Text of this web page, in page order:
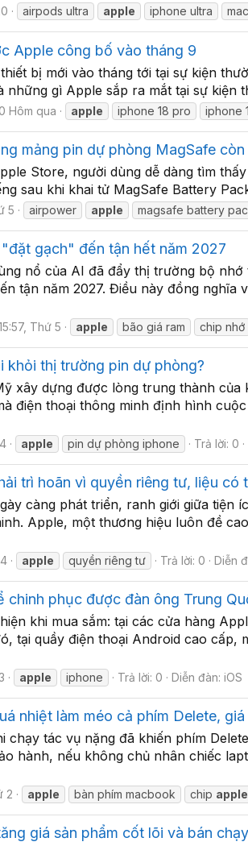
airpods ultra apple iphone ultra
Apple công bố vào tháng 9
bị mới vào tháng tới tại sự kiện
những gì Apple sắp ra mắt tại sự
Hôm qua apple iphone 18 pro iphone
mảng pin dự phòng MagSafe còn
Store, người dùng dễ dàng tìm
sau khi khai tử MagSafe Battery
5 airpower apple magsafe battery
gạch" đến tận hết năm 2027
nổ của AI đã đẩy thị trường bộ
tận năm 2027. Điều này đồng
Thứ 5 apple bão giá ram chip nhớ
khỏi thị trường pin dự phòng?
xây dựng được lòng trung thành
điện thoại thông minh định hình
apple pin dự phòng iphone Trả lời: 0
trì hoãn vì quyền riêng tư, liệu
càng phát triển, ranh giới giữa
Apple, một thương hiệu luôn đề
apple quyền riêng tư Trả lời: 0 Diễn
chinh phục được đàn ông Trung
khi mua sắm: tại các cửa hàng
tại quầy điện thoại Android cao
apple iphone Trả lời: 0 Diễn đàn:iOS
nhiệt làm méo cả phím Delete,
chạy tác vụ nặng đã khiến phím
hành, nếu không chủ nhân chiếc
2 apple bàn phím macbook chip apple
giá sản phẩm cốt lõi và bán